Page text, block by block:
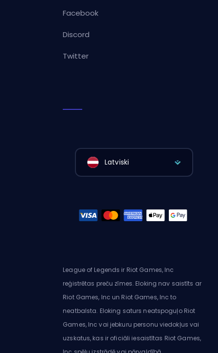
Facebook
Discord
Twitter
Latviski
League of Legends ir Riot Games, Inc
reģistrētas preču zīmes. Eloking nav saistīts ar
Riot Games, Inc un Riot Games, Inc to
neatbalsta. Eloking saturs neatspoguļo Riot
Games, Inc vai jebkuru personu viedokļus vai
uzskatus, kas ir oficiāli iesaistītas Riot Games,